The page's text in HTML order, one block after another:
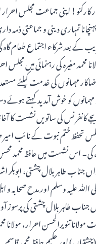
اپنی جماعت مجلس احرار
تمہاری دینی و جماعتی
کے بعد شرکاء اجتماع طعام
محمد مغیرہ کی رہنمائی میں مجلس
مہمانوں کی خدمت کیلئے
کو خوش آمدید کہتے ہوئے
کانفرنس کی ساتویں نشست کا
تحفظ ختم نبوت کے نائب امیر
اس نشست میں حافظ محمد
طاہر بلال چشتی،
علیہ وسلم اور مدح صحابہ
طاہر بلال چشتی کی پرسوز
تنویرالحسن احرار، مولانا